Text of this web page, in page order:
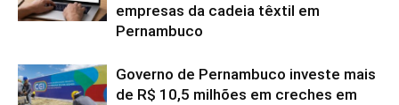
empresas da cadeia têxtil em
Pernambuco
Governo de Pernambuco investe mais
de R$ 10,5 milhões em creches em